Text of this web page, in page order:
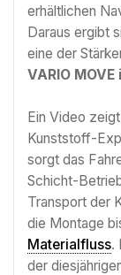
erhältlichen
Daraus ergibt
eine der
VARIO
Ein Video
Kunststoff-
sorgt das
Schicht-
Transport der
die Montage
Materialfluss.
der